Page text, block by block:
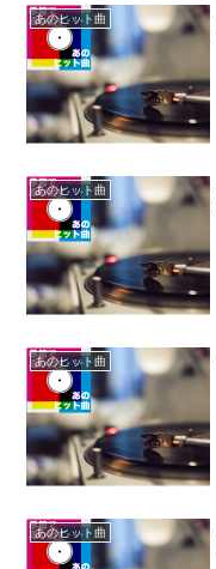
あのヒット曲
あのヒット曲
あのヒット曲
あのヒット曲